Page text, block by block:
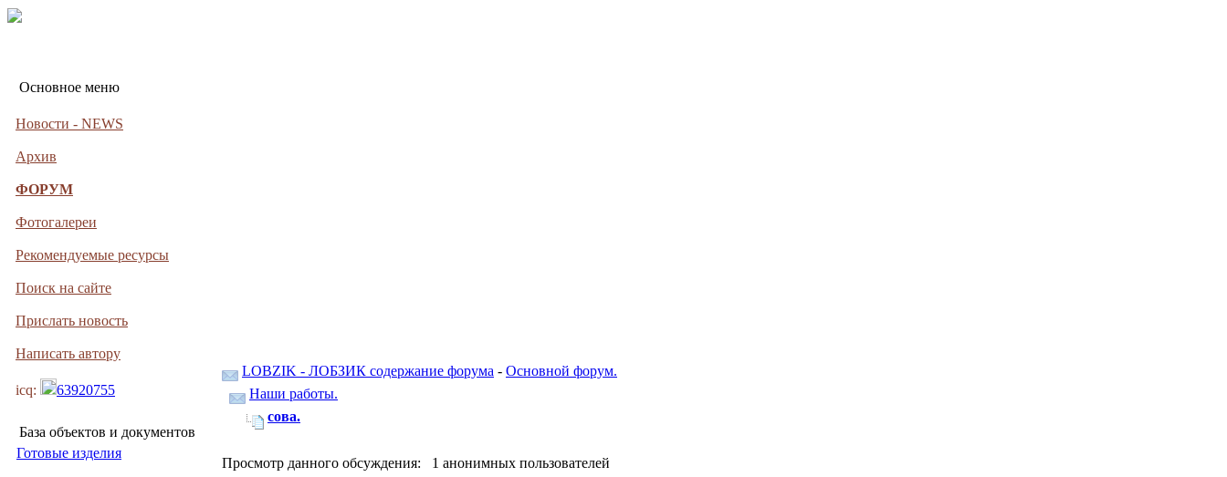
Основное меню
Новости - NEWS
Архив
ФОРУМ
Фотогалереи
Рекомендуемые ресурсы
Поиск на сайте
Прислать новость
Написать автору
icq: 63920755
База объектов и документов
Готовые изделия
LOBZIK - ЛОБЗИК содержание форума - Основной форум.
Наши работы.
сова.
Просмотр данного обсуждения: 1 анонимных пользователей